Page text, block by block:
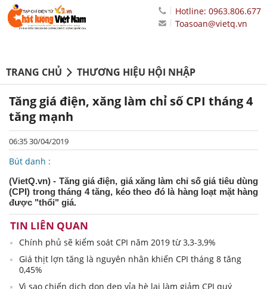
Hotline: 0963.806.677
Toasoan@vietq.vn
TRANG CHỦ THƯƠNG HIỆU HỘI NHẬP
Tăng giá điện, xăng làm chỉ số CPI tháng 4
tăng mạnh
06:35 30/04/2019
Bút danh :
(VietQ.vn) - Tăng giá điện, giá xăng làm chỉ số giá tiêu dùng
(CPI) trong tháng 4 tăng, kéo theo đó là hàng loạt mặt hàng
được "thổi" giá.
TIN LIÊN QUAN
Chính phủ sẽ kiểm soát CPI năm 2019 từ 3,3-3,9%
Giá thịt lợn tăng là nguyên nhân khiến CPI tháng 8 tăng
0,45%
Vì sao chiến dịch dọn dẹp vỉa hè lại làm giảm CPI quý